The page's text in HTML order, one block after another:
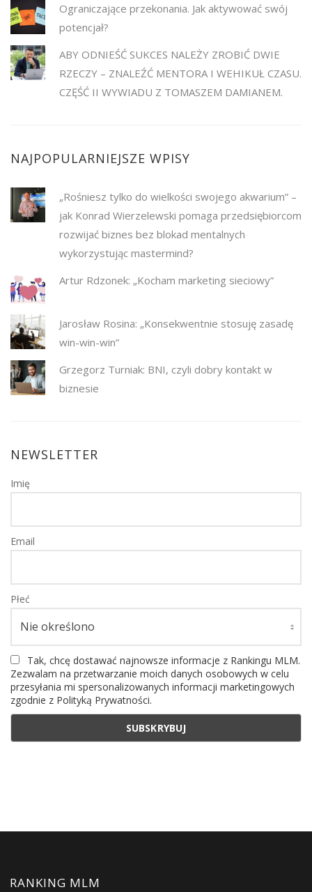
Ograniczające przekonania. Jak aktywować swój
potencjał?
ABY ODNIEŚĆ SUKCES NALEŻY ZROBIĆ DWIE
RZECZY – ZNALEŹĆ MENTORA I WEHIKUŁ CZASU.
CZĘŚĆ II WYWIADU Z TOMASZEM DAMIANEM.
NAJPOPULARNIEJSZE WPISY
„Rośniesz tylko do wielkości swojego akwarium” –
jak Konrad Wierzelewski pomaga przedsiębiorcom
rozwijać biznes bez blokad mentalnych
wykorzystując mastermind?
Artur Rdzonek: „Kocham marketing sieciowy”
Jarosław Rosina: „Konsekwentnie stosuję zasadę
win-win-win”
Grzegorz Turniak: BNI, czyli dobry kontakt w
biznesie
NEWSLETTER
Imię
Email
Płeć
Tak, chcę dostawać najnowsze informacje z Rankingu MLM.
Zezwalam na przetwarzanie moich danych osobowych w celu
przesyłania mi spersonalizowanych informacji marketingowych
zgodnie z Polityką Prywatności.
RANKING MLM